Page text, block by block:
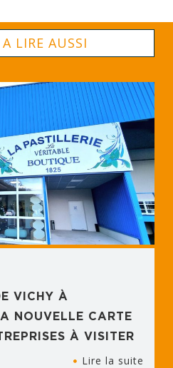
A LIRE AUSSI
VICHY À
NOUVELLE CARTE
À VISITER
Lire la suite